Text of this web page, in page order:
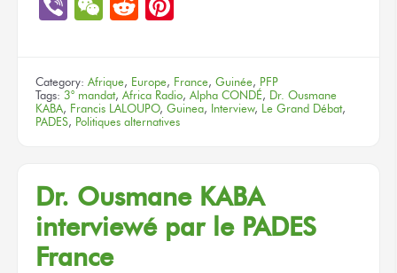
Category: Afrique, Europe, France, Guinée, PFP
Tags: 3° mandat, Africa Radio, Alpha CONDÉ, Dr. Ousmane
KABA, Francis LALOUPO, Guinea, Interview, Le Grand Débat,
PADES, Politiques alternatives
Dr. Ousmane KABA
interviewé par le PADES
France